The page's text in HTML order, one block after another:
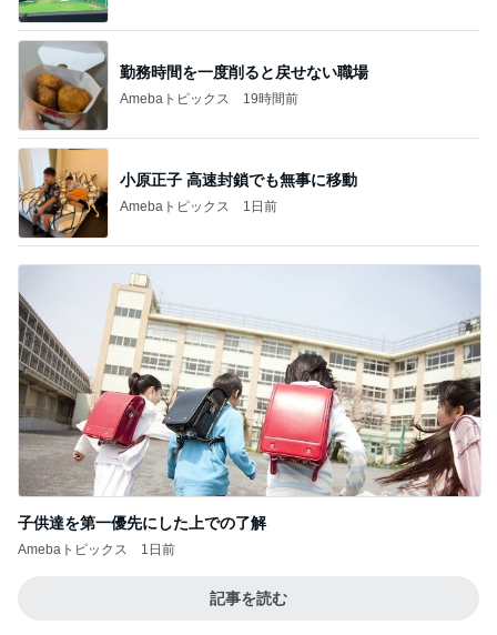
勤務時間を一度削ると戻せない職場
Amebaトピックス 19時間前
小原正子 高速封鎖でも無事に移動
Amebaトピックス 1日前
子供達を第一優先にした上での了解
Amebaトピックス 1日前
記事を読む